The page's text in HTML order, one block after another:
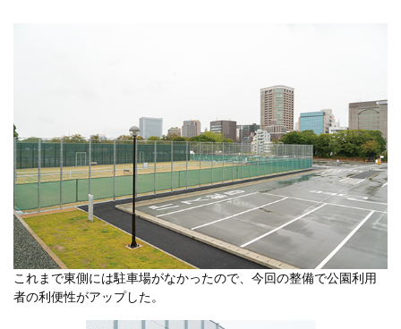
これまで東側には駐車場がなかったので、今回の整備で公園利用
者の利便性がアップした。